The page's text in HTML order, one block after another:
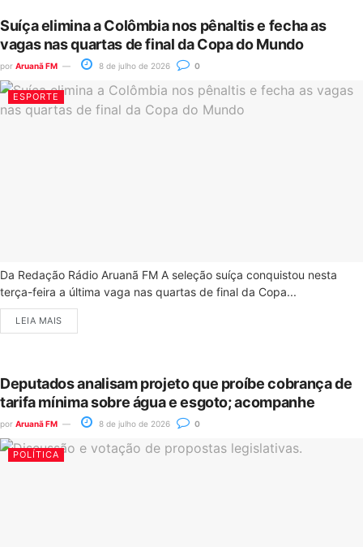
Suíça elimina a Colômbia nos pênaltis e fecha as
vagas nas quartas de final da Copa do Mundo
por Aruanã FM 8 de julho de 2026 0
ESPORTE
Da Redação Rádio Aruanã FM A seleção suíça conquistou nesta
terça-feira a última vaga nas quartas de final da Copa...
LEIA MAIS
Deputados analisam projeto que proíbe cobrança de
tarifa mínima sobre água e esgoto; acompanhe
por Aruanã FM 8 de julho de 2026 0
POLÍTICA